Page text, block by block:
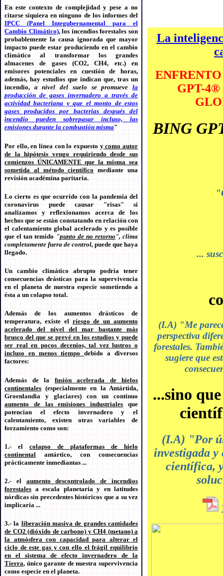
En este contexto de complejidad y pese a no
citarse siquiera en ninguno de los informes del
IPCC (Panel Integubernamental para el
Cambio Climático), los incendios forestales son
probablemente la causa ignorada que mayor
impacto puede estar produciendo en el cambio
climático al transformar los grandes
almacenes de gases (CO2, CH4, etc.) en
emisores potenciales en cuestión de horas,
además, hay estudios que indican que, tras un
incendio, a nivel del suelo se promuevela
producción de gases invernadero a través de
actividad bacteriana y que el monto de estos
gases producidos por bacterias después del
incendio pueden sobrepasar incluso, las
emisiones durante la combustión misma"
Por ello, en línea con lo expuesto ycomo autor
de la hipótesis vengo requiriendo desde sus
comienzos ÚNICAMENTE que la misma sea
sometida al método científico mediante una
revisión académina paritaria.
Lo cierto es que ocurrido con la pandemia del
coronavirus puede causar "risas" si
analizamos y reflexionamos acerca de los
hechos que se están constatando en relación con
el calentamiento global acelerado y es posible
que el tan temido "punto de no retorno ", clima
completamente fuera de control, puede que haya
llegado.
Un cambio climático abrupto podría tener
consecuencias drásticas para la supervivencia
en el planeta de nuestra especie sometiendo a
ésta a un colapso total.
Además de los aumentos drásticos de
temperatura, existe el riesgo de un aumento
acelerado del nivel del mar bastante más
brusco del que se prevé en los estudios y puede
ser real en pocos decenios, tal vez lustros o
incluso en menos tiempo debido a diversos
factores:
Además de la fusión acelerada de hielos
continentales (especialmente en la Antártida,
Groenlandia y glaciares) con un continuo
aumento de las emisiones industriales que
potencian el efecto invernadero y el
calentamiento, existen otras variables de
forzamiento como son:
1.- el colapso de plataformas de hielo
continental antártico, con consecuencias
prácticamente inmediantas ...
2.- el aumento descontrolado de incendios
forestales a escala planetaria y en latitudes
nórdicas sin precedentes históricos que a su vez
implicaría ...
3.- la liberación masiva de grandes cantidades
de CO2 (dióxido de carbono) y CH4 (metano)a
la atmósfera con capacidad para alterar el
ciclo de este gas y con ello el frágil equilibrio
en el sistema de efecto invernadero de la
Tierra, único garante de nuestra supervivencia
como especie en el planeta.
La
GPT-4®
BING
...
(I.A) "Me
perspectiva
forestales.
sugiere que
...sino
(I.A) "Por
investigada y
científica,